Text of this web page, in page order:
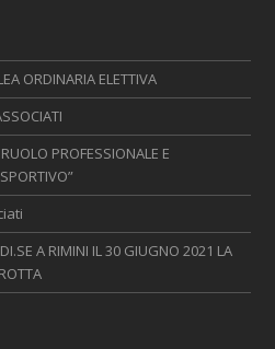
ORDINARIA ELETTIVA
PROFESSIONALE E
A RIMINI IL 30 GIUGNO 2021 LA